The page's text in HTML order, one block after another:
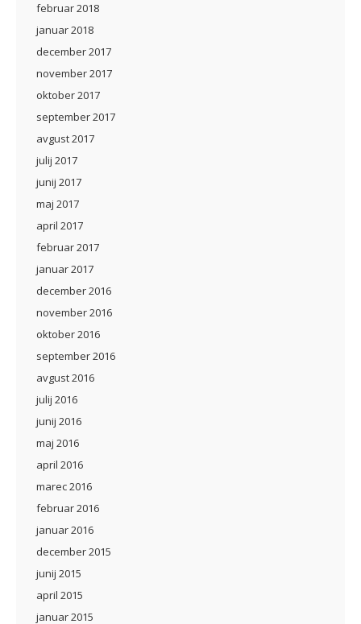
februar 2018
januar 2018
december 2017
november 2017
oktober 2017
september 2017
avgust 2017
julij 2017
junij 2017
maj 2017
april 2017
februar 2017
januar 2017
december 2016
november 2016
oktober 2016
september 2016
avgust 2016
julij 2016
junij 2016
maj 2016
april 2016
marec 2016
februar 2016
januar 2016
december 2015
junij 2015
april 2015
januar 2015